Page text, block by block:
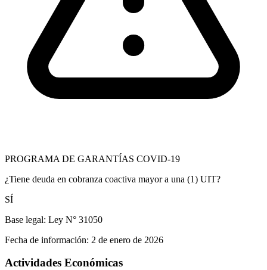
PROGRAMA DE GARANTÍAS COVID-19
¿Tiene deuda en cobranza coactiva mayor a una (1) UIT?
SÍ
Base legal: Ley N° 31050
Fecha de información: 2 de enero de 2026
Actividades Económicas